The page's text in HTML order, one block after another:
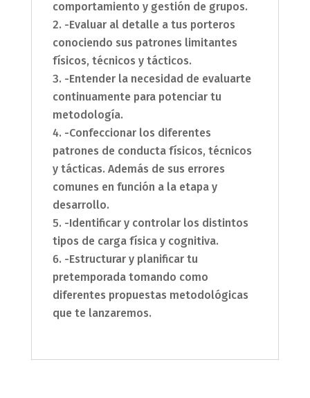
comportamiento y gestión de grupos.
-Evaluar al detalle a tus porteros
conociendo sus patrones limitantes
físicos, técnicos y tácticos.
-Entender la necesidad de evaluarte
continuamente para potenciar tu
metodología.
-Confeccionar los diferentes
patrones de conducta físicos, técnicos
y tácticas. Además de sus errores
comunes en función a la etapa y
desarrollo.
-Identificar y controlar los distintos
tipos de carga física y cognitiva.
-Estructurar y planificar tu
pretemporada tomando como
diferentes propuestas metodológicas
que te lanzaremos.